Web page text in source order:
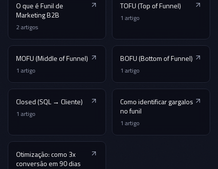
O que é Funil de
Marketing B2B
2 artigos
TOFU (Top of Funnel)
1 artigo
MOFU (Middle of Funnel)
1 artigo
BOFU (Bottom of Funnel)
1 artigo
Closed (SQL → Cliente)
1 artigo
Como identificar gargalos
no funil
1 artigo
Otimização: como 3x
conversão em 90 dias